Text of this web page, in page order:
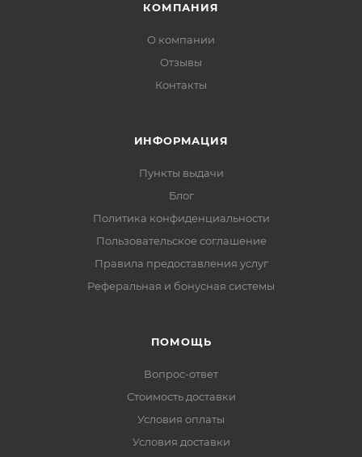
КОМПАНИЯ
О компании
Отзывы
Контакты
ИНФОРМАЦИЯ
Пункты выдачи
Блог
Политика конфиденциальности
Пользовательское соглашение
Правила предоставления услуг
Реферальная и бонусная системы
ПОМОЩЬ
Вопрос-ответ
Стоимость доставки
Условия оплаты
Условия доставки